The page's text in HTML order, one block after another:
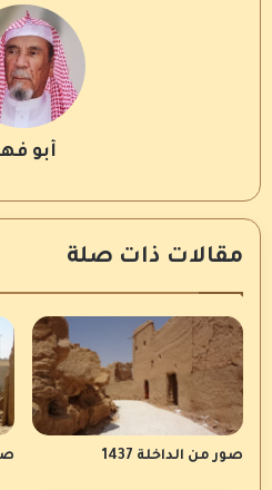
أبو
مقالات ذات صلة
صور من الداخلة 1437